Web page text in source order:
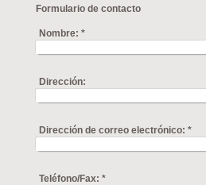
Formulario de contacto
Nombre: *
Dirección:
Dirección de correo electrónico: *
Teléfono/Fax: *